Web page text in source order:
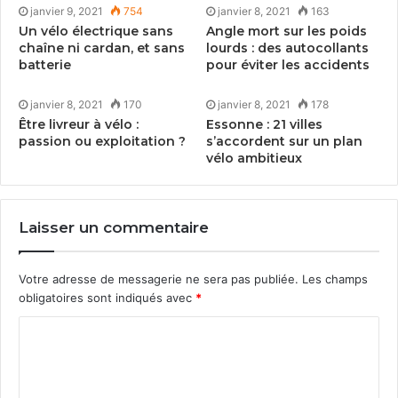
« C’est vrai­ment l’esprit de lib­
erté (…) on est sur notre
chemin, on entend les oiseaux,
est démé­nageur à Paris, mais sans camion, juste avec
ses vélos. Son asso­ci­a­tion emploie des hommes en
janvier 9, 2021 754
Un vélo électrique sans
chaîne ni cardan, et sans
batterie
janvier 8, 2021 163
Angle mort sur les poids
lourds : des autocollants
pour éviter les accidents
janvier 8, 2021 170
Être livreur à vélo :
passion ou exploitation ?
janvier 8, 2021 178
Essonne : 21 villes
s’accordent sur un plan
vélo ambitieux
Laisser un commentaire
Votre adresse de messagerie ne sera pas publiée. Les champs
obligatoires sont indiqués avec *